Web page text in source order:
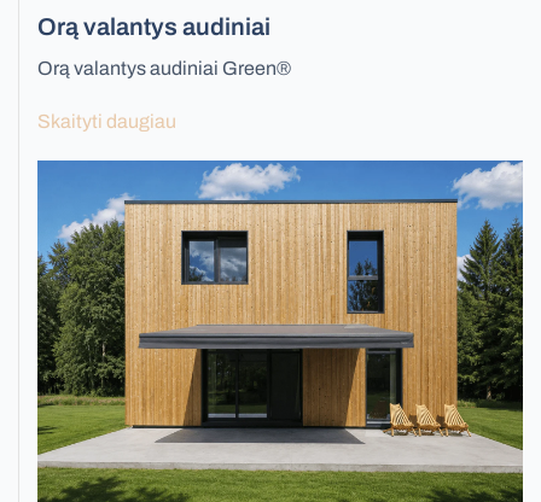
Orą valantys audiniai
Orą valantys audiniai Green®
Skaityti daugiau